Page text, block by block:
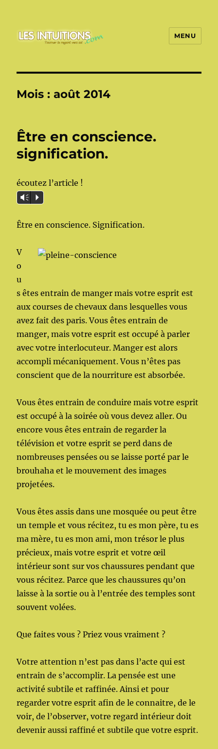
MENU
Mois :août 2014
Être en conscience.
signification.
écoutez l’article !
Vm P
Être en conscience. Signification.
V
o
u
s êtes entrain de manger mais votre esprit est
aux courses de chevaux dans lesquelles vous
avez fait des paris. Vous êtes entrain de
manger, mais votre esprit est occupé à parler
avec votre interlocuteur. Manger est alors
accompli mécaniquement. Vous n’êtes pas
conscient que de la nourriture est absorbée.
Vous êtes entrain de conduire mais votre esprit
est occupé à la soirée où vous devez aller. Ou
encore vous êtes entrain de regarder la
télévision et votre esprit se perd dans de
nombreuses pensées ou se laisse porté par le
brouhaha et le mouvement des images
projetées.
Vous êtes assis dans une mosquée ou peut être
un temple et vous récitez, tu es mon père, tu es
ma mère, tu es mon ami, mon trésor le plus
précieux, mais votre esprit et votre œil
intérieur sont sur vos chaussures pendant que
vous récitez. Parce que les chaussures qu’on
laisse à la sortie ou à l’entrée des temples sont
souvent volées.
Que faites vous ? Priez vous vraiment ?
Votre attention n’est pas dans l’acte qui est
entrain de s’accomplir. La pensée est une
activité subtile et raffinée. Ainsi et pour
regarder votre esprit afin de le connaitre, de le
voir, de l’observer, votre regard intérieur doit
devenir aussi raffiné et subtile que votre esprit.